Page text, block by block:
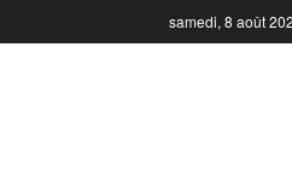
samedi, 8 août